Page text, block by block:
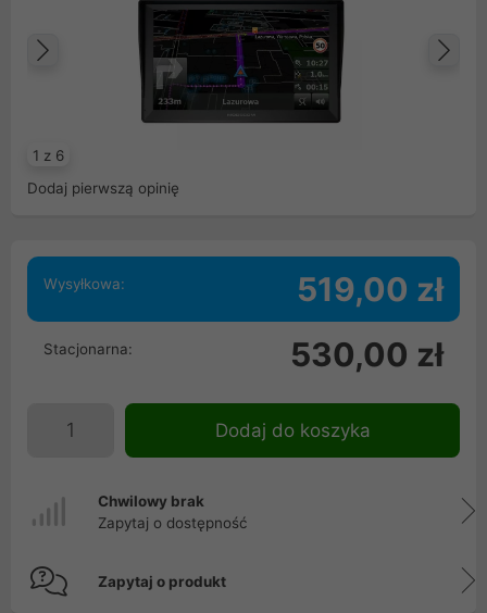
1 z 6
Poprzedni
Dodaj pierwszą opinię
Wysyłkowa: 519,00 zł
Stacjonarna: 530,00 zł
Dodaj do koszyka
Chwilowy brak
Zapytaj o dostępność
Zapytaj o produkt